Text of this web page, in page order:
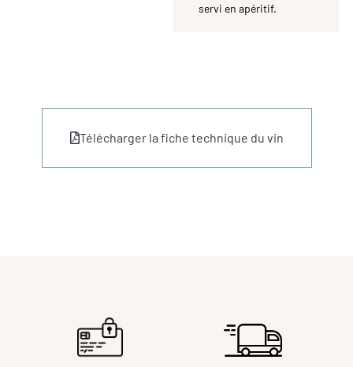
servi en apéritif.
Télécharger la fiche technique du vin